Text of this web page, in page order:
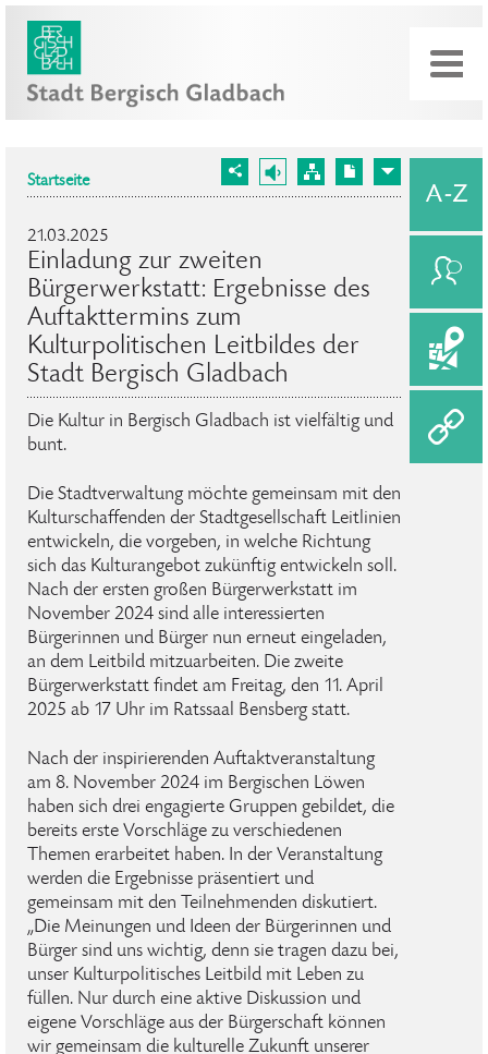
Startseite
21.03.2025
Einladung zur zweiten
Bürgerwerkstatt: Ergebnisse des
Auftakttermins zum
Kulturpolitischen Leitbildes der
Stadt Bergisch Gladbach
Die Kultur in Bergisch Gladbach ist vielfältig und
bunt.
Die Stadtverwaltung möchte gemeinsam mit den
Kulturschaffenden der Stadtgesellschaft Leitlinien
entwickeln, die vorgeben, in welche Richtung
sich das Kulturangebot zukünftig entwickeln soll.
Nach der ersten großen Bürgerwerkstatt im
November 2024 sind alle interessierten
Bürgerinnen und Bürger nun erneut eingeladen,
an dem Leitbild mitzuarbeiten. Die zweite
Bürgerwerkstatt findet am Freitag, den 11. April
2025 ab 17 Uhr im Ratssaal Bensberg statt.
Nach der inspirierenden Auftaktveranstaltung
am 8. November 2024 im Bergischen Löwen
haben sich drei engagierte Gruppen gebildet, die
bereits erste Vorschläge zu verschiedenen
Themen erarbeitet haben. In der Veranstaltung
werden die Ergebnisse präsentiert und
gemeinsam mit den Teilnehmenden diskutiert.
„Die Meinungen und Ideen der Bürgerinnen und
Bürger sind uns wichtig, denn sie tragen dazu bei,
unser Kulturpolitisches Leitbild mit Leben zu
füllen. Nur durch eine aktive Diskussion und
eigene Vorschläge aus der Bürgerschaft können
wir gemeinsam die kulturelle Zukunft unserer